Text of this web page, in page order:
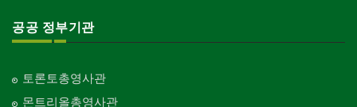
공공 정부기관
토론토총영사관
몬트리올총영사관